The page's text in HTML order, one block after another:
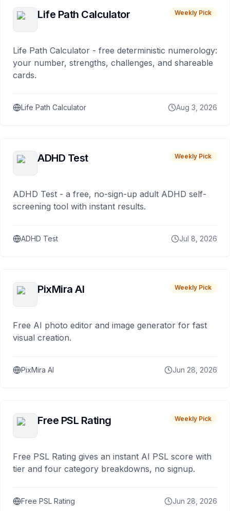
Life Path Calculator Weekly Pick
Life Path Calculator - free deterministic numerology:
your number, strengths, challenges, and shareable
cards.
Life Path Calculator Aug 3, 2026
ADHD Test Weekly Pick
ADHD Test - a free, no-sign-up adult ADHD self-
screening tool with instant results.
ADHD Test Jul 8, 2026
PixMira AI Weekly Pick
Free AI photo editor and image generator for fast
visual creation.
PixMira AI Jun 28, 2026
Free PSL Rating Weekly Pick
Free PSL Rating gives an instant AI PSL score with
tier and four category breakdowns, no signup.
Free PSL Rating Jun 28, 2026